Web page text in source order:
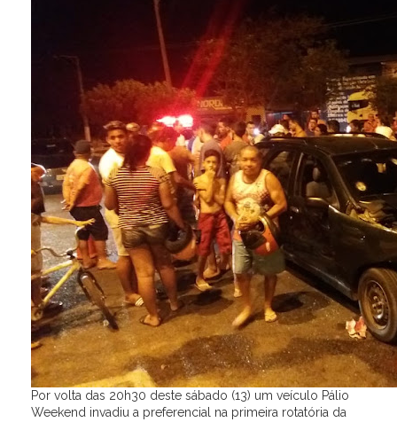
Por volta das 20h30 deste sábado (13) um veículo Pálio
Weekend invadiu a preferencial na primeira rotatória da